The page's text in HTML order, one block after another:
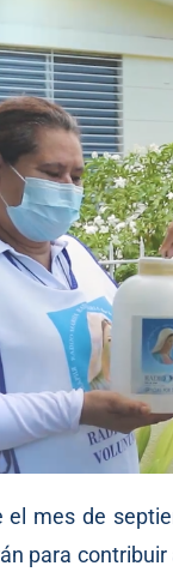
el mes de
para